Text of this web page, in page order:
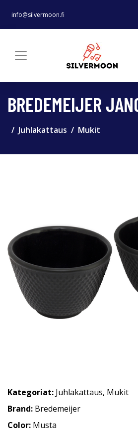
info@silvermoon.fi
BREDEMEIJER
Juhlakattaus Mukit
Kategoriat: Juhlakattaus, Mukit
Brand: Bredemeijer
Color: Musta